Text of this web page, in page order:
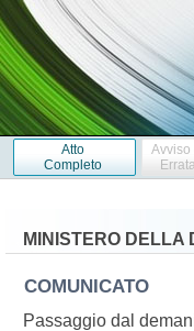
Atto
Completo
Avviso
MINISTERO DELLA
COMUNICATO
Passaggio dal